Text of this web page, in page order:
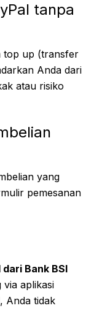
tanpa
top up (transfer
Anda dari
atau risiko
yang
pemesanan
Bank BSI
via aplikasi
Anda tidak